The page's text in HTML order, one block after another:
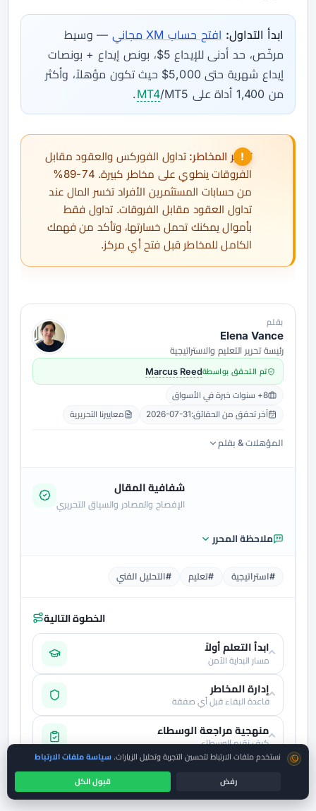
ابدأ التداول: افتح حساب XM مجاني
— وسيط
مرخّص، حد أدنى للإيداع 5$، بونص إيداع + بونصات
إيداع شهرية حتى 5,000$ حيث تكون مؤهلاً، وأكثر
من 1,400 أداة على
MT4/MT5.
تحذير المخاطر: تداول الفوركس والعقود مقابل
الفروقات ينطوي على مخاطر كبيرة. 74-89%
من حسابات المستثمرين الأفراد تخسر المال عند
تداول العقود مقابل الفروقات. تداول فقط
بأموال يمكنك تحمل خسارتها، وتأكد من فهمك
الكامل للمخاطر قبل فتح أي مركز.
بقلم
Elena Vance
رئيسة تحرير التعليم والاستراتيجية
تم التحقق بواسطةMarcus Reed
8+ سنوات خبرة في الأسواق
آخر تحقق من الحقائق:2026-07-31 معاييرنا التحريرية
المؤهلات & بقلم
شفافية المقال
الإفصاح والمصادر والسياق التحريري
ملاحظة المحرر
#استراتيجية #تعليم #التحليل الفني
الخطوة التالية
ابدأ التعلم أولاً
مسار البداية الآمن
إدارة المخاطر
قاعدة البقاء قبل أي صفقة
منهجية مراجعة الوسطاء
كيف نقيم الوسطاء
موافقة ملفات تعريف الارتباط
نستخدم ملفات الارتباط لتحسين التجربة وتحليل الزيارات. سياسة ملفات الارتباط
رفض قبول الكل
راجع الكيان القانوني